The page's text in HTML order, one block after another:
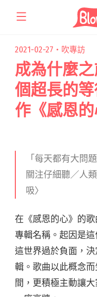
2021-02-27・ 吹專訪
成為什麼
個超長的
作《感恩的
「每天都有大問
關注仔細聽／人
吸〉
在《感恩的心》的
專輯名稱。起因是
這世界過於負面，
輯。歌曲以此概念
間，更積極主動讓